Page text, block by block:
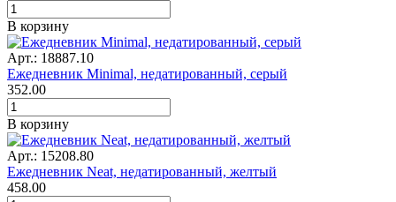
В корзину
Арт.: 18887.10
Ежедневник Minimal, недатированный, серый
352.00
В корзину
Арт.: 15208.80
Ежедневник Neat, недатированный, желтый
458.00